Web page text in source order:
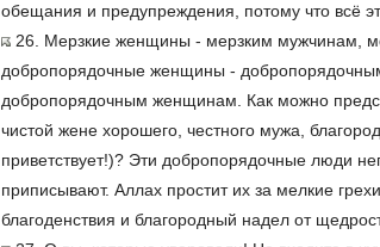
обещания и предупреждения, потому что всё
26. Мерзкие женщины - мерзким мужчинам,
добропорядочные женщины -
добропорядочным женщинам. Как можно
чистой жене хорошего, честного мужа,
приветствует!)? Эти добропорядочные люди
приписывают. Аллах простит их за мелкие
благоденствия и благородный надел от